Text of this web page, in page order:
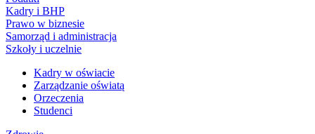
Kadry i BHP
Prawo w biznesie
Samorząd i administracja
Szkoły i uczelnie
Kadry w oświacie
Zarządzanie oświatą
Orzeczenia
Studenci